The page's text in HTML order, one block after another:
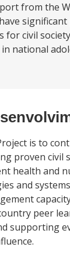
from the
civil
national
is to
proven civil
health and
and
peer
supporting